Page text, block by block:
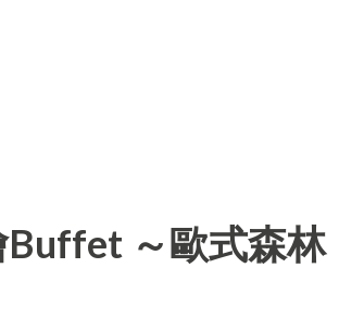
Buffet ～歐式森林